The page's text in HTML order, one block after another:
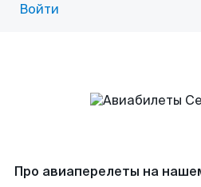
Войти
Про авиаперелеты на